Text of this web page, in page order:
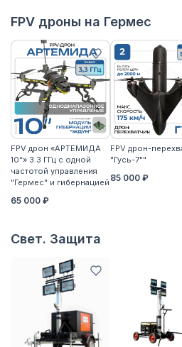
FPV дроны на Гермес
FPV дрон «АРТЕМИДА
10“» 3.3 ГГц с одной
частотой управления
"Гермес" и гибернацией
65 000 ₽
FPV дрон-
"Гусь-7""
85 000 ₽
Свет. Защита